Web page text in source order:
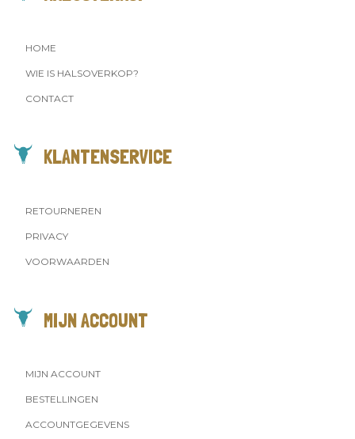
HOME
WIE IS HALSOVERKOP?
CONTACT
KLANTENSERVICE
RETOURNEREN
PRIVACY
VOORWAARDEN
MIJN ACCOUNT
MIJN ACCOUNT
BESTELLINGEN
ACCOUNTGEGEVENS